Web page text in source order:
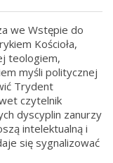
we Wstępie do
Kościoła,
teologiem,
myśli politycznej
Trydent
czytelnik
dyscyplin zanurzy
intelektualną i
się sygnalizować